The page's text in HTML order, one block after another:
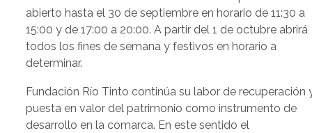
abierto hasta el 30 de septiembre en horario de 11:30 a
15:00 y de 17:00 a 20:00. A partir del 1 de octubre abrirá
todos los fines de semana y festivos en horario a
determinar.
Fundación Río Tinto continúa su labor de recuperación
puesta en valor del patrimonio como instrumento de
desarrollo en la comarca. En este sentido el